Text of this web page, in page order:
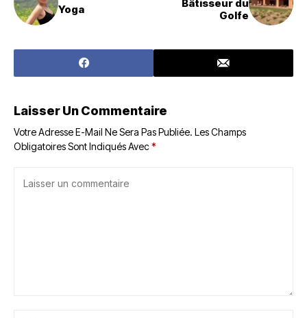
Yoga
Bâtisseur du
Golfe
Laisser Un Commentaire
Votre Adresse E-Mail Ne Sera Pas Publiée. Les Champs
Obligatoires Sont Indiqués Avec*